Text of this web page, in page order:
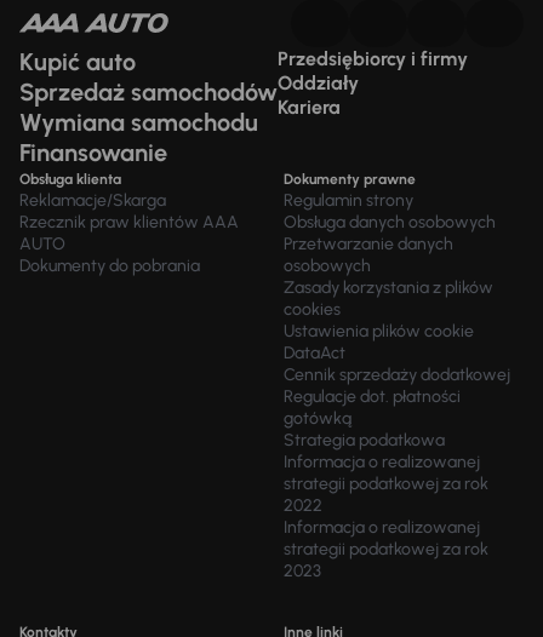
Kupić auto
Sprzedaż samochodów
Wymiana samochodu
Finansowanie
Przedsiębiorcy i firmy
Oddziały
Kariera
Obsługa klienta
Reklamacje/Skarga
Rzecznik praw klientów AAA
AUTO
Dokumenty do pobrania
Dokumenty prawne
Regulamin strony
Obsługa danych osobowych
Przetwarzanie danych
osobowych
Zasady korzystania z plików
cookies
Ustawienia plików cookie
DataAct
Cennik sprzedaży dodatkowej
Regulacje dot. płatności
gotówką
Strategia podatkowa
Informacja o realizowanej
strategii podatkowej za rok
2022
Informacja o realizowanej
strategii podatkowej za rok
2023
Kontakty Inne linki